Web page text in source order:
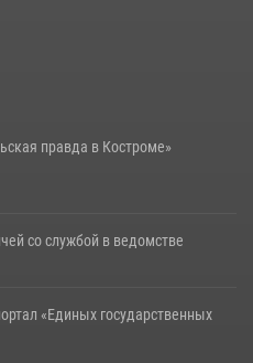
правда в Костроме»
со службой в ведомстве
«Единых государственных